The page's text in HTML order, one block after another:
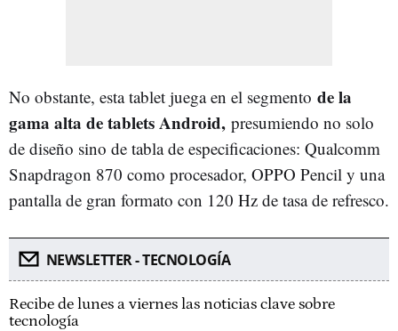
No obstante, esta tablet juega en el segmento de la
gama alta de tablets Android, presumiendo no solo
de diseño sino de tabla de especificaciones: Qualcomm
Snapdragon 870 como procesador, OPPO Pencil y una
pantalla de gran formato con 120 Hz de tasa de refresco.
NEWSLETTER - TECNOLOGÍA
Recibe de lunes a viernes las noticias clave sobre
tecnología